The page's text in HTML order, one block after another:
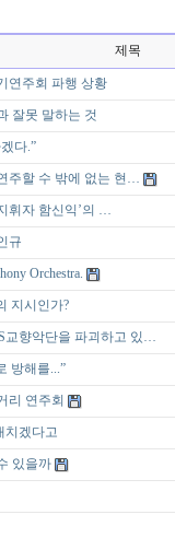
제목
연주회 파행 상황
잘못 말하는 것
다.”
주할 수 밖에 없는 현…
휘자 함신익’의 …
규
Orchestra.
지시인가?
교향악단을 파괴하고 있…
방해를...”
리 연주회
치겠다고
있을까